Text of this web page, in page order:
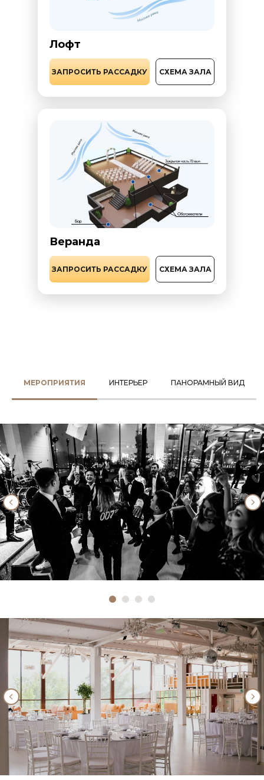
Лофт
СХЕМА ЗАЛА
ЗАПРОСИТЬ РАССАДКУ
Веранда
СХЕМА ЗАЛА
ЗАПРОСИТЬ РАССАДКУ
МЕРОПРИЯТИЯ ИНТЕРЬЕР ПАНОРАМНЫЙ ВИД